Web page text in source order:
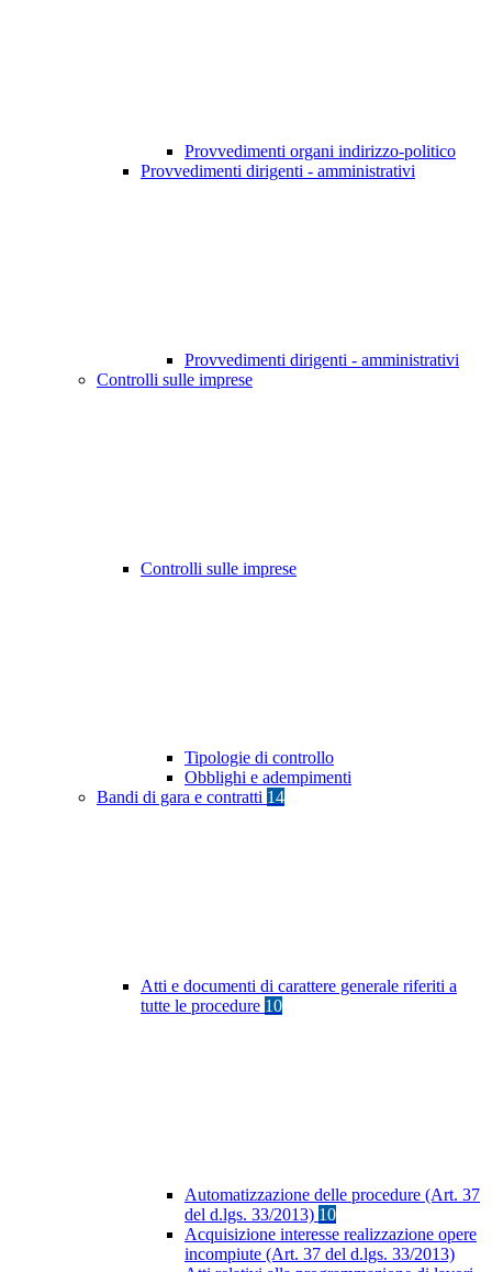
Provvedimenti organi indirizzo-politico
Provvedimenti dirigenti - amministrativi
Provvedimenti dirigenti - amministrativi
Controlli sulle imprese
Controlli sulle imprese
Tipologie di controllo
Obblighi e adempimenti
Bandi di gara e contratti 14
Atti e documenti di carattere generale riferiti a
tutte le procedure 10
Automatizzazione delle procedure (Art. 37
del d.lgs. 33/2013) 10
Acquisizione interesse realizzazione opere
incompiute (Art. 37 del d.lgs. 33/2013)